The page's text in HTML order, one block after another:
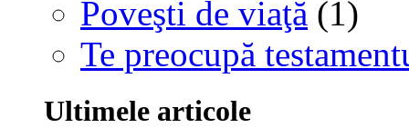
Poveşti de viaţă (1)
Te preocupă
Ultimele articole